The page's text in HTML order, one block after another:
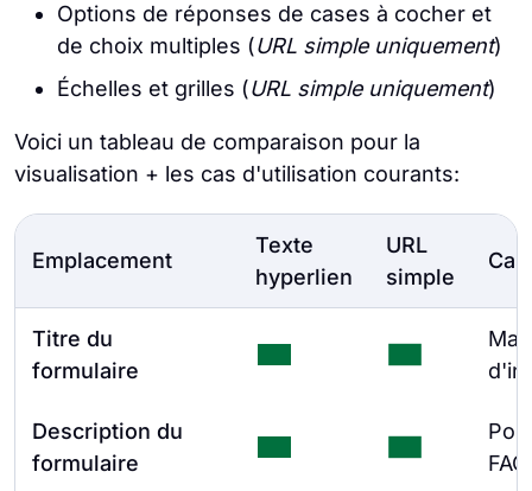
Options de réponses de cases à cocher et
de choix multiples (URL simple uniquement)
Échelles et grilles (URL simple uniquement)
Voici un tableau de comparaison pour la
visualisation + les cas d'utilisation courants:
Emplacement
Texte
hyperlien
URL
simple
Titre du
formulaire
Description du
formulaire
FAQ